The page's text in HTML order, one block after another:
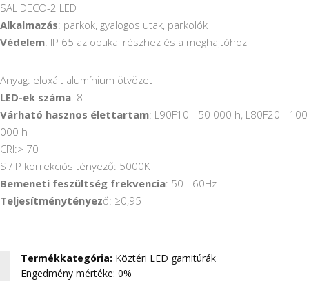
SAL DECO-2 LED
Alkalmazás: parkok, gyalogos utak, parkolók
Védelem: IP 65 az optikai részhez és a meghajtóhoz
Anyag: eloxált alumínium ötvözet
LED-ek száma: 8
Várható hasznos élettartam: L90F10 - 50 000 h, L80F20 - 100
000 h
CRI:> 70
S / P korrekciós tényező: 5000K
Bemeneti feszültség frekvencia: 50 - 60Hz
Teljesítménytényező: ≥0,95
Termékkategória: Köztéri LED garnitúrák
Engedmény mértéke: 0%